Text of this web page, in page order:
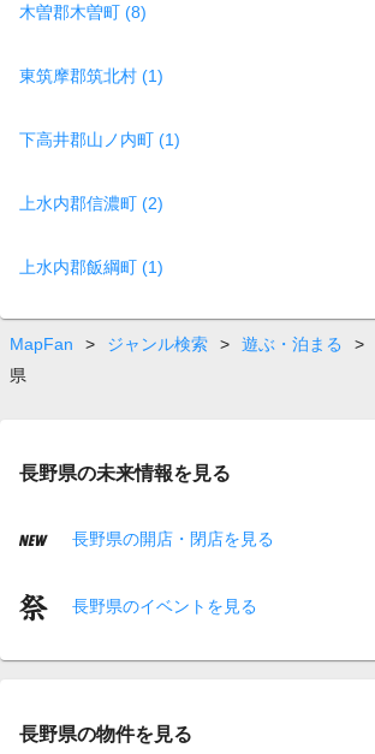
木曽郡木曽町 (8)
東筑摩郡筑北村 (1)
下高井郡山ノ内町 (1)
上水内郡信濃町 (2)
上水内郡飯綱町 (1)
MapFan > ジャンル検索 > 遊ぶ・泊まる >
県
長野県の未来情報を見る
長野県の開店・閉店を見る
長野県のイベントを見る
長野県の物件を見る